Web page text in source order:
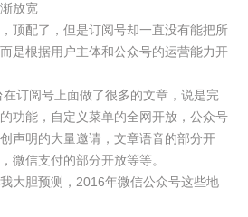
放宽
配了，但是订阅号却一直没有能把所
是根据用户主体和公众号的运营能力开
阅号上面做了很多的文章，说是完
功能，自定义菜单的全网开放，公众号
声明的大量邀请，文章语音的部分开
微信支付的部分开放等等。
胆预测，2016年微信公众号这些地